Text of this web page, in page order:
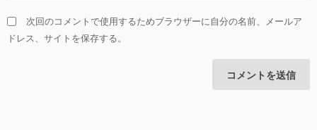
次回のコメントで使用するためブラウザーに自分の名前、メールア
ドレス、サイトを保存する。